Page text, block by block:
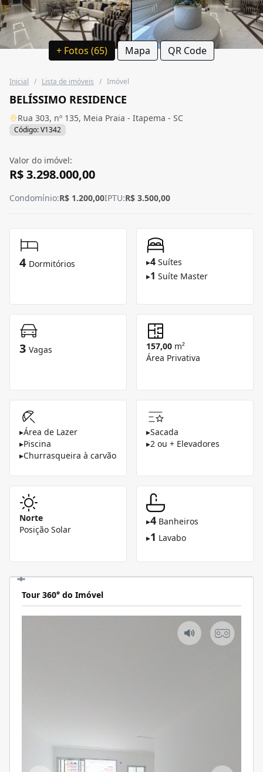
+ Fotos (65) Mapa QR Code
Inicial / Lista de imóveis / Imóvel
BELÍSSIMO RESIDENCE
Rua 303, nº 135, Meia Praia - Itapema - SC
Código: V1342
Valor do imóvel:
R$ 3.298.000,00
Condomínio:R$ 1.200,00IPTU:R$ 3.500,00
4 Dormitórios ▸4 Suítes
▸1 Suíte Master
3 Vagas 157,00 m²
Área Privativa
▸Área de Lazer
▸Piscina
▸Churrasqueira à carvão
▸Sacada
▸2 ou + Elevadores
Norte
Posição Solar
▸4 Banheiros
▸1 Lavabo
Tour 360° do Imóvel